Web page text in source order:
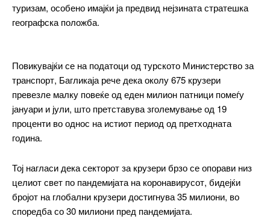
━ pricing plans
туризам, особено имајќи ја предвид нејзината стратешка
географска положба.
Повикувајќи се на податоци од турското Министерство за
транспорт, Багликаја рече дека околу 675 крузери
превезле малку повеќе од еден милион патници помеѓу
јануари и јули, што претставува зголемување од 19
проценти во однос на истиот период од претходната
година.
Тој нагласи дека секторот за крузери брзо се опорави низ
целиот свет по пандемијата на коронавирусот, бидејќи
бројот на глобални крузери достигнува 35 милиони, во
споредба со 30 милиони пред пандемијата.